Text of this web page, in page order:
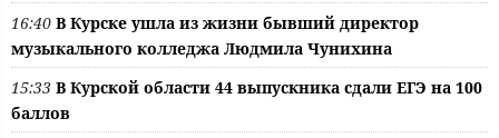
16:40 В Курске ушла из жизни бывший директор
музыкального колледжа Людмила Чунихина
15:33 В Курской области 44 выпускника сдали ЕГЭ на 100
баллов